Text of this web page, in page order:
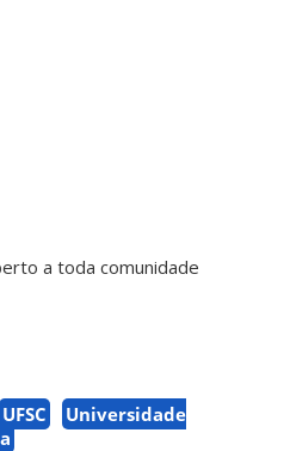
a toda comunidade
UFSC
Universidade